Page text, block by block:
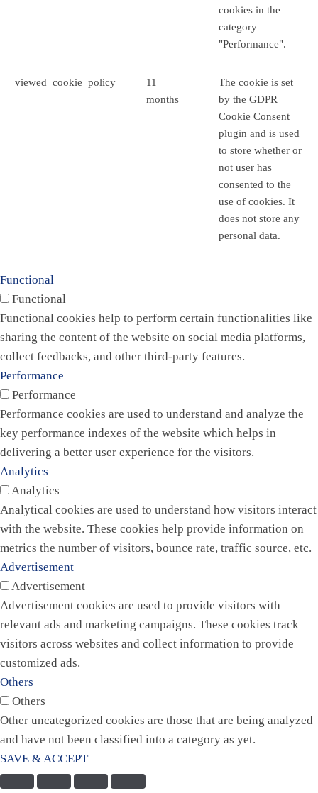
cookies in the
category
"Performance".
viewed_cookie_policy
11
months
The cookie is set
by the GDPR
Cookie Consent
plugin and is used
to store whether or
not user has
consented to the
use of cookies. It
does not store any
personal data.
Functional
Functional
Functional cookies help to perform certain functionalities like
sharing the content of the website on social media platforms,
collect feedbacks, and other third-party features.
Performance
Performance
Performance cookies are used to understand and analyze the
key performance indexes of the website which helps in
delivering a better user experience for the visitors.
Analytics
Analytics
Analytical cookies are used to understand how visitors interact
with the website. These cookies help provide information on
metrics the number of visitors, bounce rate, traffic source, etc.
Advertisement
Advertisement
Advertisement cookies are used to provide visitors with
relevant ads and marketing campaigns. These cookies track
visitors across websites and collect information to provide
customized ads.
Others
Others
Other uncategorized cookies are those that are being analyzed
and have not been classified into a category as yet.
SAVE & ACCEPT